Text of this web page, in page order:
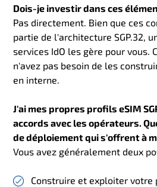
Dois-je investir dans ces
Pas directement. Bien que ces
partie de l'architecture SGP.32,
services IdO les gère pour vous.
n'avez pas besoin de les
en interne.
J'ai mes propres profils eSIM
accords avec les opérateurs.
de déploiement qui s'offrent à
Vous avez généralement deux
Construire et exploiter votre